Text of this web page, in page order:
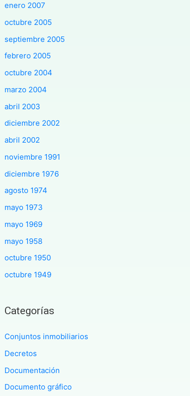
enero 2007
octubre 2005
septiembre 2005
febrero 2005
octubre 2004
marzo 2004
abril 2003
diciembre 2002
abril 2002
noviembre 1991
diciembre 1976
agosto 1974
mayo 1973
mayo 1969
mayo 1958
octubre 1950
octubre 1949
Categorías
Conjuntos inmobiliarios
Decretos
Documentación
Documento gráfico